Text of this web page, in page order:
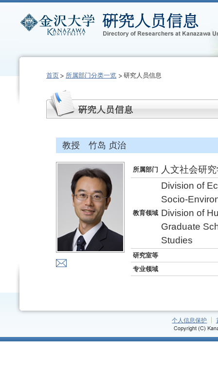
首页 所属部门分类一览 研究人员信息
教授 竹岛 贞治
所属部门 人文社会研
教育领域
Division of
Socio-
Division of
Graduate
Studies
研究室等
专业领域
个人信息保护